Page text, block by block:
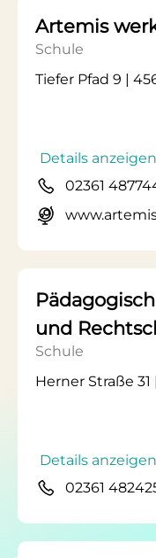
Artemis
Schule
Tiefer Pfad 9 |
Details anzeigen
02361
und
Schule
Herner Straße
Details anzeigen
02361